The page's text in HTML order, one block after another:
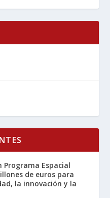
Programa Espacial
de euros para
la innovación y la